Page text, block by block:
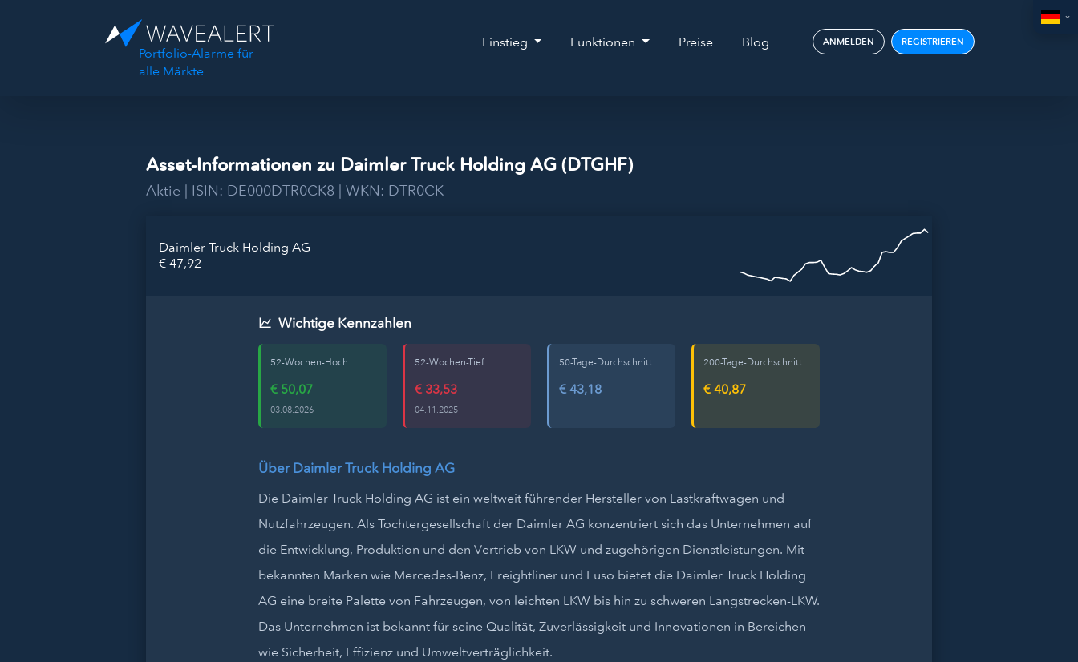
Portfolio-Alarme für
alle Märkte
Einstieg Funktionen Preise Blog ANMELDEN REGISTRIEREN
Asset-Informationen zu Daimler Truck Holding AG (DTGHF)
Aktie | ISIN: DE000DTR0CK8 | WKN: DTR0CK
Daimler Truck Holding AG
€ 47,92
Wichtige Kennzahlen
52-Wochen-Hoch
€ 50,07
03.08.2026
52-Wochen-Tief
€ 33,53
04.11.2025
50-Tage-Durchschnitt
€ 43,18
200-Tage-Durchschnitt
€ 40,87
Über Daimler Truck Holding AG
Die Daimler Truck Holding AG ist ein weltweit führender Hersteller von Lastkraftwagen und
Nutzfahrzeugen. Als Tochtergesellschaft der Daimler AG konzentriert sich das Unternehmen auf
die Entwicklung, Produktion und den Vertrieb von LKW und zugehörigen Dienstleistungen. Mit
bekannten Marken wie Mercedes-Benz, Freightliner und Fuso bietet die Daimler Truck Holding
AG eine breite Palette von Fahrzeugen, von leichten LKW bis hin zu schweren Langstrecken-LKW.
Das Unternehmen ist bekannt für seine Qualität, Zuverlässigkeit und Innovationen in Bereichen
wie Sicherheit, Effizienz und Umweltverträglichkeit.